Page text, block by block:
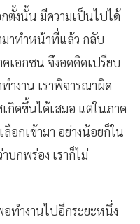
ตั้งนั้น มีความเป็นไปได้
มาทำหน้าที่แล้ว กลับ
เอกชน จึงอดคิดเปรียบ
ทำงาน เราพิจารณาผิด
กิดขึ้นได้เสมอ แต่ในภาค
อกเข้ามา อย่างน้อยก็ใน
บกพร่อง เราก็ไม่
ทำงานไปอีกระยะหนึ่ง